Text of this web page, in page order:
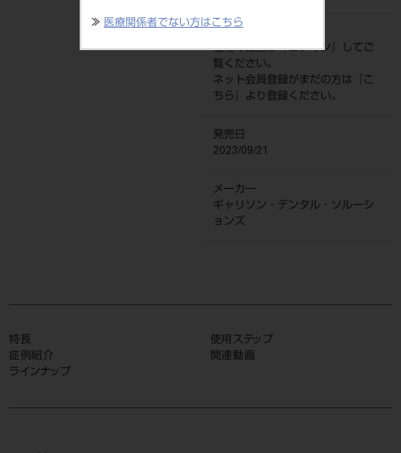
≫ 医療関係者でない方はこちら
価格の確認は『ログイン
』してご
覧ください。
ネット会員登録がまだの方は『
こ
ちら
』より登録ください。
発売日
2023/09/21
メーカー
ギャリソン・デンタル・ソルーシ
ョンズ
特長
使用ステップ
症例紹介
関連動画
ラインナップ